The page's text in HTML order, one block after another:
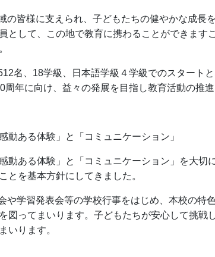
の皆様に支えられ、子どもたちの健やかな成長
として、この地で教育に携わることができます
名、 18学級、日本語学級４学級でのスタート
周年に向け、益々の発展を目指し教育活動の推
動ある体験」と「コミュニケーション」
動ある体験」と「コミュニケーション」を大切
とを基本方針にしてきました。
や学習発表会等の学校行事をはじめ、本校の特
図ってまいります。子どもたちが安心して挑戦
いります。